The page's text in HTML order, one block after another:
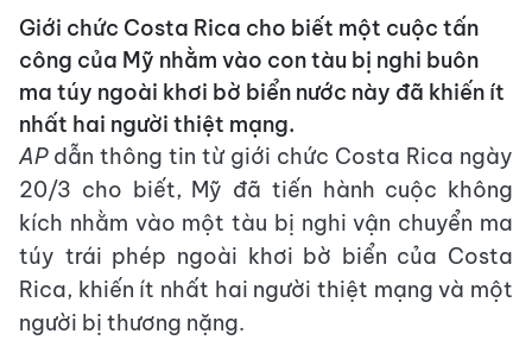
Giới chức Costa Rica cho biết một cuộc tấn
công của Mỹ nhằm vào con tàu bị nghi buôn
ma túy ngoài khơi bờ biển nước này đã khiến ít
nhất hai người thiệt mạng.
AP dẫn thông tin từ giới chức Costa Rica ngày
20/3 cho biết, Mỹ đã tiến hành cuộc không
kích nhằm vào một tàu bị nghi vận chuyển ma
túy trái phép ngoài khơi bờ biển của Costa
Rica, khiến ít nhất hai người thiệt mạng và một
người bị thương nặng.